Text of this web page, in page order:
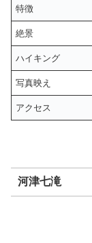
特徴
絶景
ハイキング
写真映え
アクセス
河津七滝